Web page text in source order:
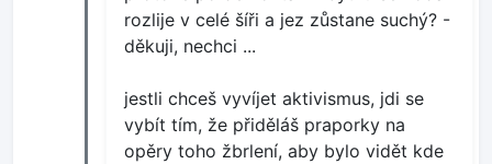
rozlije v celé šíři a jez zůstane suchý? -
děkuji, nechci ...
jestli chceš vyvíjet aktivismus, jdi se
vybít tím, že přiděláš praporky na
opěry toho žbrlení, aby bylo vidět kde